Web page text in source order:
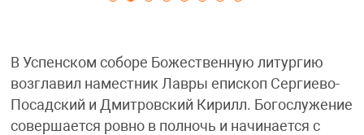
В Успенском соборе Божественную литургию
возглавил наместник Лавры епископ Сергиево-
Посадский и Дмитровский Кирилл. Богослужение
совершается ровно в полночь и начинается с